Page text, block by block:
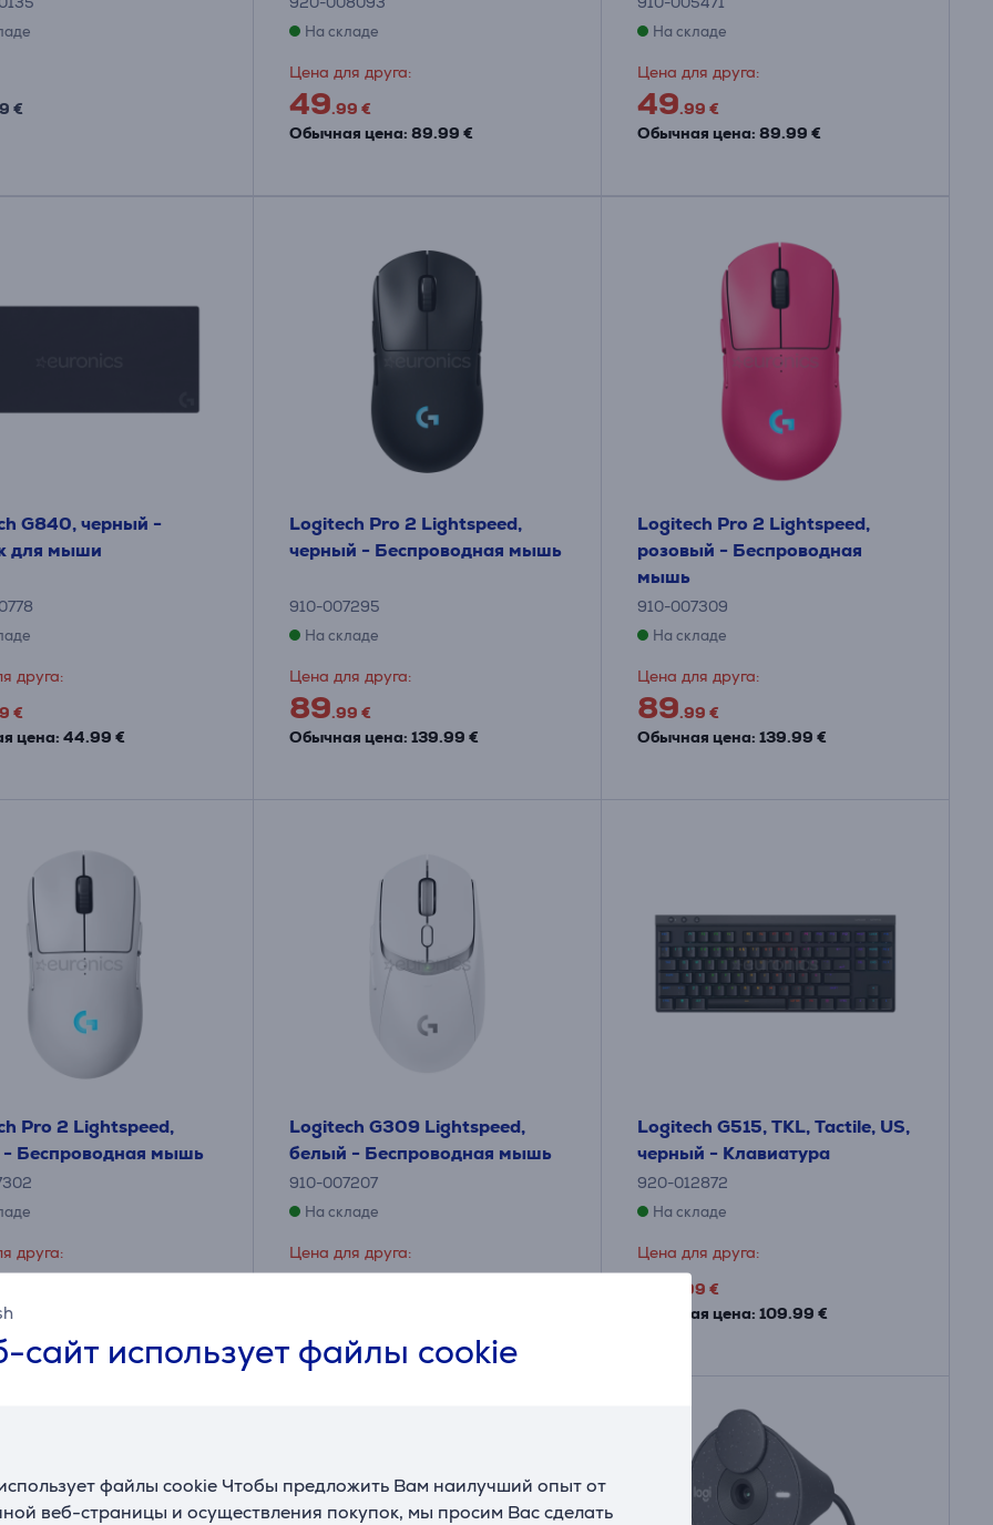
сайт использует файлы cookie
файлы cookie Чтобы предложить Вам наилучший опыт от
веб-страницы и осуществления покупок, мы просим Вас сделать
€
На складе
Цена для друга:
49.99 €
Обычная цена: 89.99 €
На складе
Цена для друга:
49.99 €
Обычная цена: 89.99 €
G840, черный -
для мыши
друга:
€
цена: 44.99 €
Logitech Pro 2 Lightspeed,
черный - Беспроводная мышь
910-007295
На складе
Цена для друга:
89.99 €
Обычная цена: 139.99 €
Logitech Pro 2 Lightspeed,
розовый - Беспроводная
мышь
910-007309
На складе
Цена для друга:
89.99 €
Обычная цена: 139.99 €
Pro 2 Lightspeed,
Беспроводная мышь
друга:
цена: 139.99 €
Logitech G309 Lightspeed,
белый - Беспроводная мышь
910-007207
На складе
Цена для друга:
49
Logitech G515, TKL, Tactile, US,
черный - Клавиатура
920-012872
На складе
Цена для друга:
69 .99 €
Обычная цена: 109.99 €